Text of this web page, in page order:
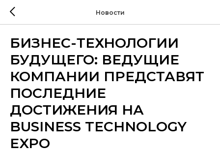
Новости
БИЗНЕС-ТЕХНОЛОГИИ
БУДУЩЕГО: ВЕДУЩИЕ
КОМПАНИИ ПРЕДСТАВЯТ
ПОСЛЕДНИЕ
ДОСТИЖЕНИЯ НА
BUSINESS TECHNOLOGY
EXPO